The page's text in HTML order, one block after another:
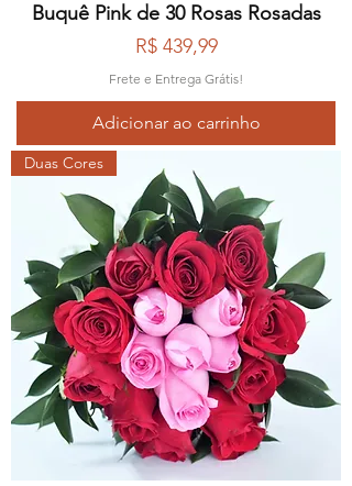
Buquê Pink de 30 Rosas Rosadas
Preço
R$ 439,99
Frete e Entrega Grátis!
Adicionar ao carrinho
Duas Cores